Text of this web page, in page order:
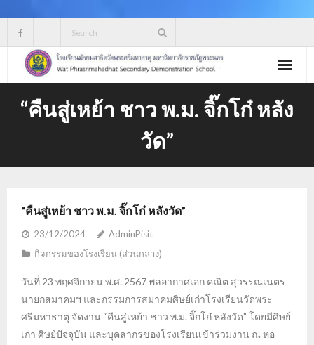
content
“คืนสู่เหย้า ชาว พ.ม. จิ๊กโก๋ หลัง
วัด”
“คืนสู่เหย้า ชาว พ.ม. จิ๊กโก๋ หลังวัด”
23/12/2024
AdminPisit
กิจกรรมของโรงเรียน (ส่วนกลาง)
วันที่ 23 พฤศจิกายน พ.ศ. 2567 พลอากาศเอก คณิต สุวรรณเนตร
นายกสมาคมฯ และกรรมการสมาคมศิษย์เก่าโรงเรียนวัดพระ
ศรีมหาธาตุ จัดงาน “คืนสู่เหย้า ชาว พ.ม. จิ๊กโก๋ หลังวัด” โดยมีศิษย์
เก่า ศิษย์ปัจจุบัน และบุคลากรของโรงเรียนเข้าร่วมงาน ณ หอ